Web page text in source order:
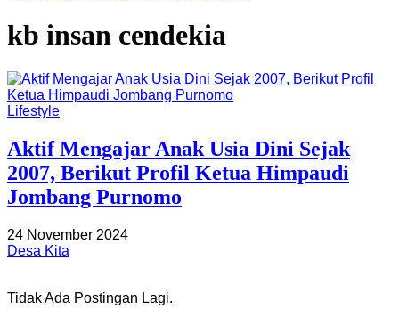
kb insan cendekia
Lifestyle
Aktif Mengajar Anak Usia Dini Sejak
2007, Berikut Profil Ketua Himpaudi
Jombang Purnomo
24 November 2024
Desa Kita
Tidak Ada Postingan Lagi.